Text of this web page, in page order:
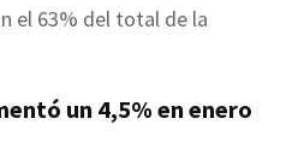
el 63% del total de la
un 4,5% en enero